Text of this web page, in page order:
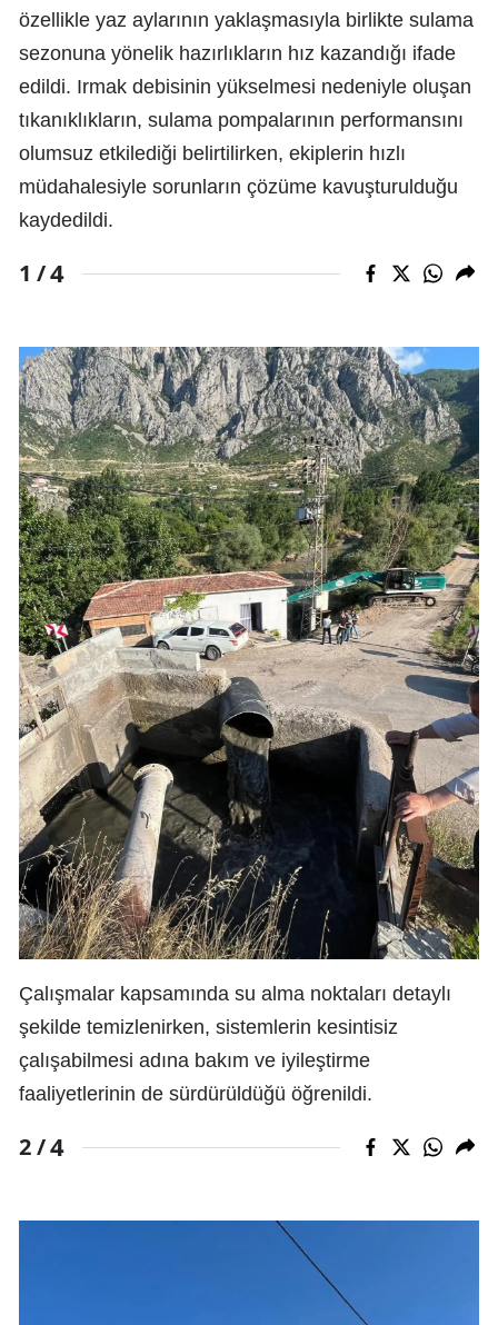
özellikle yaz aylarının yaklaşmasıyla birlikte sulama
sezonuna yönelik hazırlıkların hız kazandığı ifade
edildi. Irmak debisinin yükselmesi nedeniyle oluşan
tıkanıklıkların, sulama pompalarının performansını
olumsuz etkilediği belirtilirken, ekiplerin hızlı
müdahalesiyle sorunların çözüme kavuşturulduğu
kaydedildi.
1 /4
Çalışmalar kapsamında su alma noktaları detaylı
şekilde temizlenirken, sistemlerin kesintisiz
çalışabilmesi adına bakım ve iyileştirme
faaliyetlerinin de sürdürüldüğü öğrenildi.
2 /4